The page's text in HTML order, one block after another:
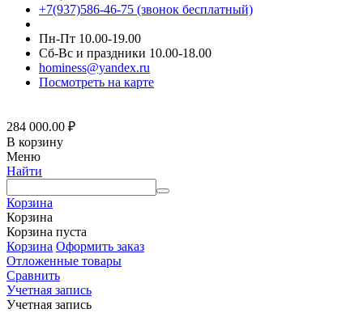
+7(937)586-46-75 (звонок бесплатный)
Пн-Пт 10.00-19.00
Сб-Вс и праздники 10.00-18.00
hominess@yandex.ru
Посмотреть на карте
284 000.00 ₽
В корзину
Меню
Найти
Корзина
Корзина
Корзина пуста
Корзина Оформить заказ
Отложенные товары
Сравнить
Учетная запись
Учетная запись